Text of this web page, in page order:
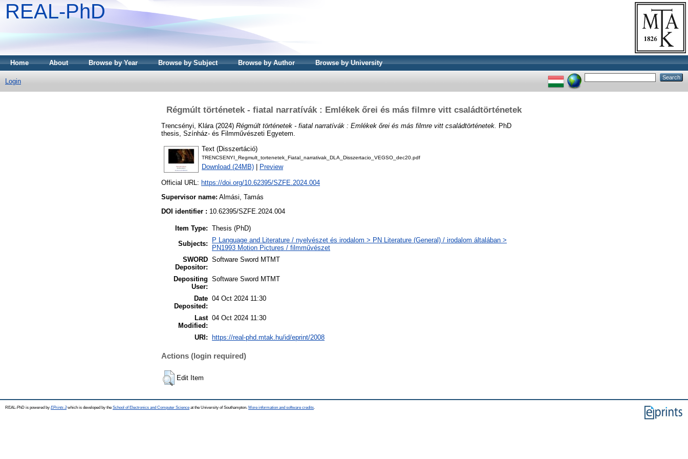
REAL-PhD
Home About Browse by Year Browse by Subject Browse by Author Browse by University
Login
Régmúlt történetek - fiatal narratívák : Emlékek őrei és más filmre vitt családtörténetek
Trencsényi, Klára (2024) Régmúlt történetek - fiatal narratívák : Emlékek őrei és más filmre vitt családtörténetek. PhD
thesis, Színház- és Filmművészeti Egyetem.
Text (Disszertáció)
TRENCSENYI_Regmult_tortenetek_Fiatal_narrativak_DLA_Disszertacio_VEGSO_dec20.pdf
Download (24MB) Preview
Official URL: https://doi.org/10.62395/SZFE.2024.004
Supervisor name: Almási, Tamás
DOI identifier : 10.62395/SZFE.2024.004
Item Type: Thesis (PhD)
Subjects:
P Language and Literature / nyelvészet és irodalom > PN Literature (General) / irodalom általában >
PN1993 Motion Pictures / filmművészet
SWORD
Depositor:
Software Sword MTMT
Depositing
User:
Software Sword MTMT
Date
Deposited:
04 Oct 2024 11:30
Last
Modified:
04 Oct 2024 11:30
URI: https://real-phd.mtak.hu/id/eprint/2008
Actions (login required)
Edit Item
REAL-PhD is powered by EPrints 3which is developed by the School of Electronics and Computer Science at the University of Southampton. More information and software credits